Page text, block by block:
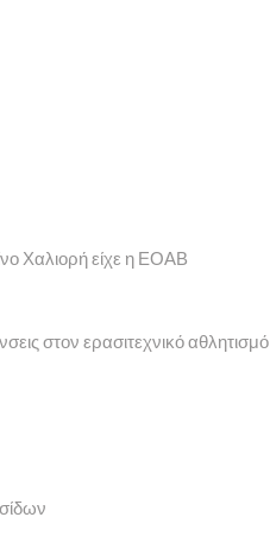
Χαλιορή είχε η ΕΟΑΒ
στον ερασιτεχνικό αθλητισμό